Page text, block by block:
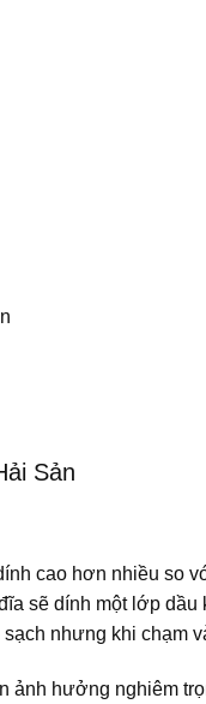
Sản
cao hơn nhiều so
sẽ dính một lớp
nhưng khi chạm
ảnh hưởng nghiêm